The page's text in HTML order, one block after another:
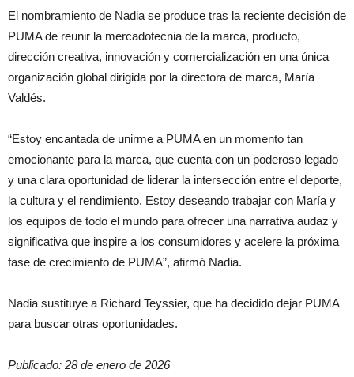
El nombramiento de Nadia se produce tras la reciente decisión de
PUMA de reunir la mercadotecnia de la marca, producto,
dirección creativa, innovación y comercialización en una única
organización global dirigida por la directora de marca, María
Valdés.
“Estoy encantada de unirme a PUMA en un momento tan
emocionante para la marca, que cuenta con un poderoso legado
y una clara oportunidad de liderar la intersección entre el deporte,
la cultura y el rendimiento. Estoy deseando trabajar con María y
los equipos de todo el mundo para ofrecer una narrativa audaz y
significativa que inspire a los consumidores y acelere la próxima
fase de crecimiento de PUMA”, afirmó Nadia.
Nadia sustituye a Richard Teyssier, que ha decidido dejar PUMA
para buscar otras oportunidades.
Publicado: 28 de enero de 2026